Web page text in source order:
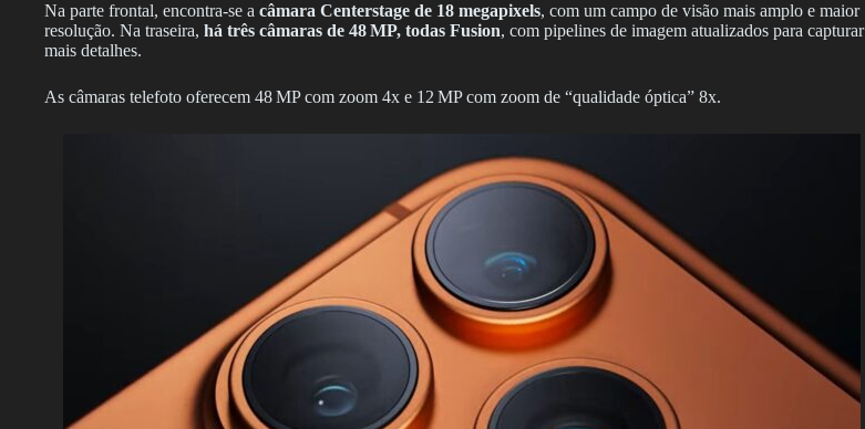
Na parte frontal, encontra-se a câmara Centerstage de 18 megapixels, com um campo de visão mais amplo e maior
resolução. Na traseira, há três câmaras de 48 MP, todas Fusion, com pipelines de imagem atualizados para capturar
mais detalhes.
As câmaras telefoto oferecem 48 MP com zoom 4x e 12 MP com zoom de “qualidade óptica” 8x.